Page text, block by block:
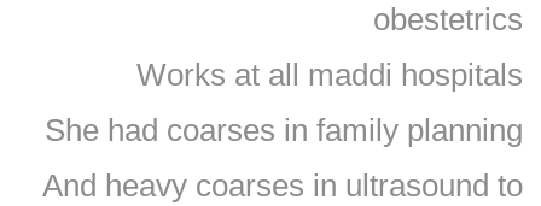
obestetrics
Works at all maddi hospitals
She had coarses in family planning
And heavy coarses in ultrasound to